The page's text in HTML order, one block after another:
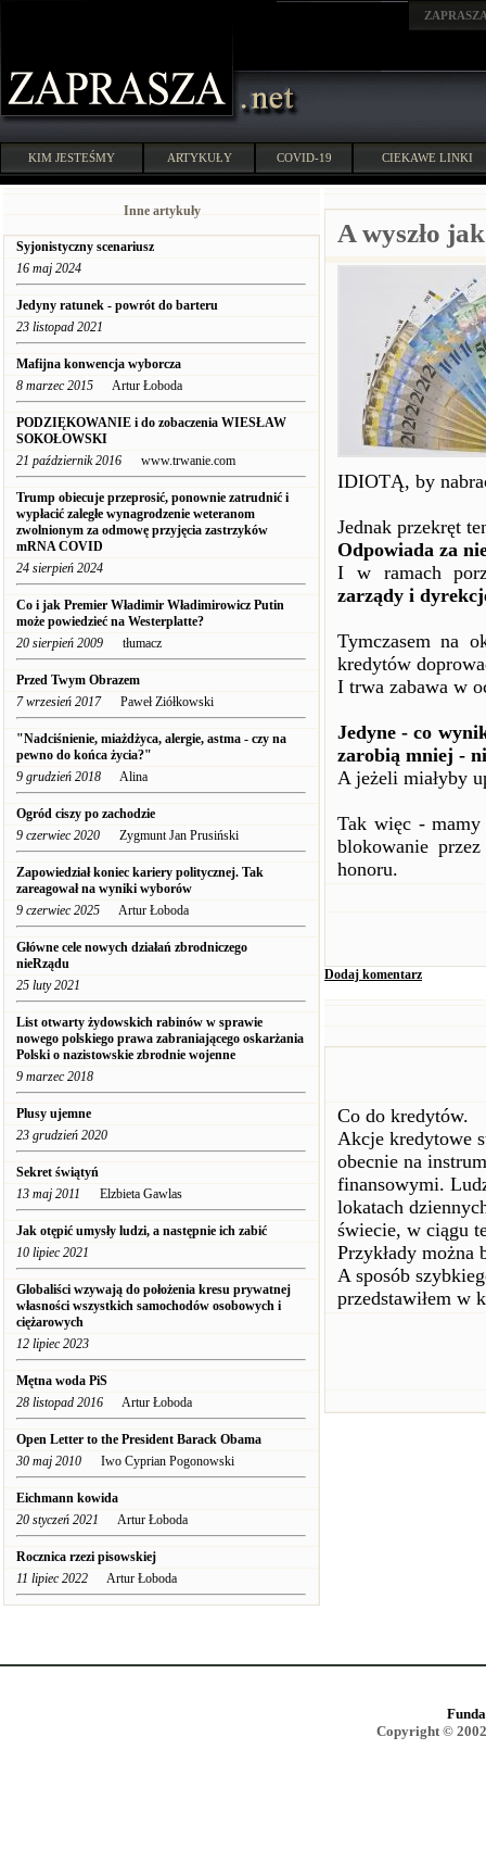
KIM JESTEŚMY ARTYKUŁY COVID-19 CIEKAWE LINKI
Inne artykuły
Syjonistyczny scenariusz
16 maj 2024
Jedyny ratunek - powrót do barteru
23 listopad 2021
Mafijna konwencja wyborcza
8 marzec 2015 Artur Łoboda
PODZIĘKOWANIE i do zobaczenia WIESŁAW
SOKOŁOWSKI
21 październik 2016 www.trwanie.com
Trump obiecuje przeprosić, ponownie zatrudnić i
wypłacić zaległe wynagrodzenie weteranom
zwolnionym za odmowę przyjęcia zastrzyków
mRNA COVID
24 sierpień 2024
Co i jak Premier Władimir Władimirowicz Putin
może powiedzieć na Westerplatte?
20 sierpień 2009 tłumacz
Przed Twym Obrazem
7 wrzesień 2017Paweł Ziółkowski
"Nadciśnienie, miażdżyca, alergie, astma - czy na
pewno do końca życia?"
9 grudzień 2018 Alina
Ogród ciszy po zachodzie
9 czerwiec 2020 Zygmunt Jan Prusiński
Zapowiedział koniec kariery politycznej. Tak
zareagował na wyniki wyborów
9 czerwiec 2025 Artur Łoboda
Główne cele nowych działań zbrodniczego
nieRządu
25 luty 2021
List otwarty żydowskich rabinów w sprawie
nowego polskiego prawa zabraniającego oskarżania
Polski o nazistowskie zbrodnie wojenne
9 marzec 2018
Plusy ujemne
23 grudzień 2020
Sekret świątyń
13 maj 2011 Elzbieta Gawlas
Jak otępić umysły ludzi, a następnie ich zabić
10 lipiec 2021
Globaliści wzywają do położenia kresu prywatnej
własności wszystkich samochodów osobowych i
ciężarowych
12 lipiec 2023
Mętna woda PiS
28 listopad 2016 Artur Łoboda
Open Letter to the President Barack Obama
30 maj 2010 Iwo Cyprian Pogonowski
Eichmann kowida
20 styczeń 2021 Artur Łoboda
Rocznica rzezi pisowskiej
11 lipiec 2022 Artur Łoboda
A wyszło
IDIOTĄ, by
Jednak przekręt
Odpowiada za
I w ramach
zarządy i
Tymczasem na
kredytów
I trwa zabawa w
Jedyne - co
zarobią mniej -
A jeżeli miałyby
Tak więc -
blokowanie
honoru.
Dodaj komentarz
Co do kredytów.
Akcje kredytowe
obecnie na
finansowymi.
lokatach
świecie, w ciągu
Przykłady można
A sposób
przedstawiłem w
Copyright ©